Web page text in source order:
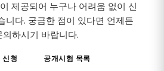
제공되어 누구나 어려움 없이 신
니다. 궁금한 점이 있다면 언제든
의하시기 바랍니다.
신청 공개시험 목록